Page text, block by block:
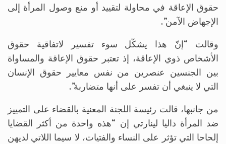
حقوق الإعاقة في محاولة لتقييد أو منع وصول المرأة إلى
الإجهاض الآمن”.
وقالت “إنّ هذا يشكّل سوء تفسير لاتفاقية حقوق
الأشخاص ذوي الإعاقة، إذ تعتبر حقوق الإعاقة والمساواة
بين الجنسين عنصرين من نفس معايير حقوق الإنسان
التي لا ينبغي أن تفسر على أنها متضاربة”.
من جانبها، قالت رئيسة اللجنة المعنية بالقضاء على التمييز
ضد المرأة داليا لينارتي إن “هذه واحدة من أكثر القضايا
إلحاحا التي تؤثر على النساء والفتيات، لا سيما اللاتي لديهن